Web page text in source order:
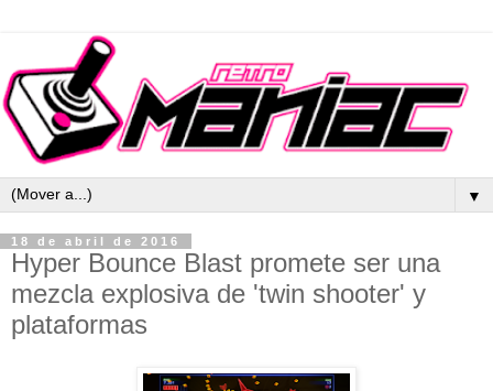
▼
18 de abril de 2016
Hyper Bounce Blast promete ser una
mezcla explosiva de 'twin shooter' y
plataformas